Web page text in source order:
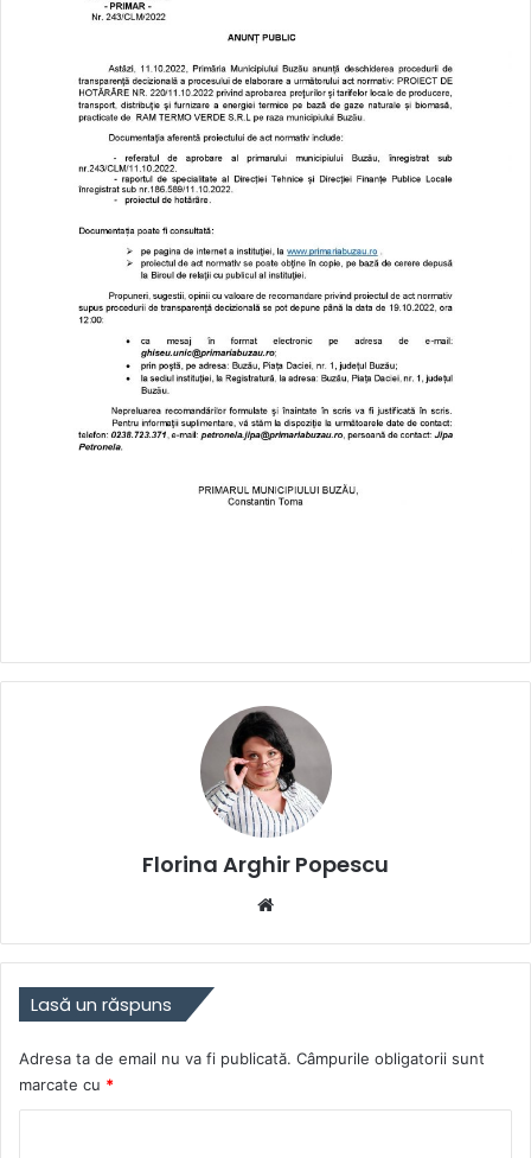
Florina Arghir Popescu
Lasă un răspuns
Adresa ta de email nu va fi publicată. Câmpurile obligatorii sunt
marcate cu *